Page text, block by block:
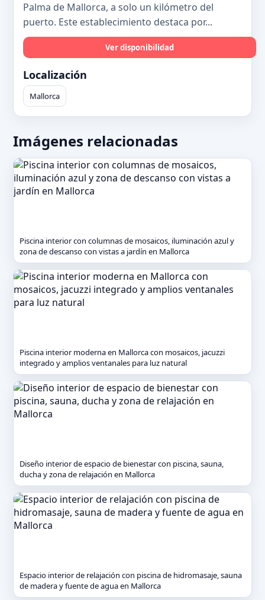
Palma de Mallorca, a solo un kilómetro del
puerto. Este establecimiento destaca por...
Ver disponibilidad
Localización
Mallorca
Imágenes relacionadas
Piscina interior con columnas de mosaicos, iluminación azul y
zona de descanso con vistas a jardín en Mallorca
Piscina interior moderna en Mallorca con mosaicos, jacuzzi
integrado y amplios ventanales para luz natural
Diseño interior de espacio de bienestar con piscina, sauna,
ducha y zona de relajación en Mallorca
Espacio interior de relajación con piscina de hidromasaje, sauna
de madera y fuente de agua en Mallorca